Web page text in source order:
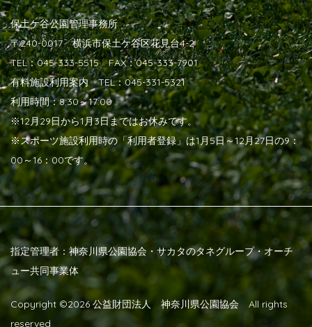
保土ケ谷公園管理事務所
〒240-0017 横浜市保土ケ谷区花見台4-2
TEL：045-333-5515 FAX：045-333-7901
有料施設利用案内 TEL：045-331-5321
利用時間：8:30～17:00
※12月29日から1月3日まではお休みです。
※スポーツ施設利用時の「利用者登録」は1月5日～12月27日の9：
00～16：00です。
指定管理者：神奈川県公園協会・サカタのタネグループ・オーチ
ュー共同事業体
Copyright ©2026 公益財団法人 神奈川県公園協会 All rights
reserved